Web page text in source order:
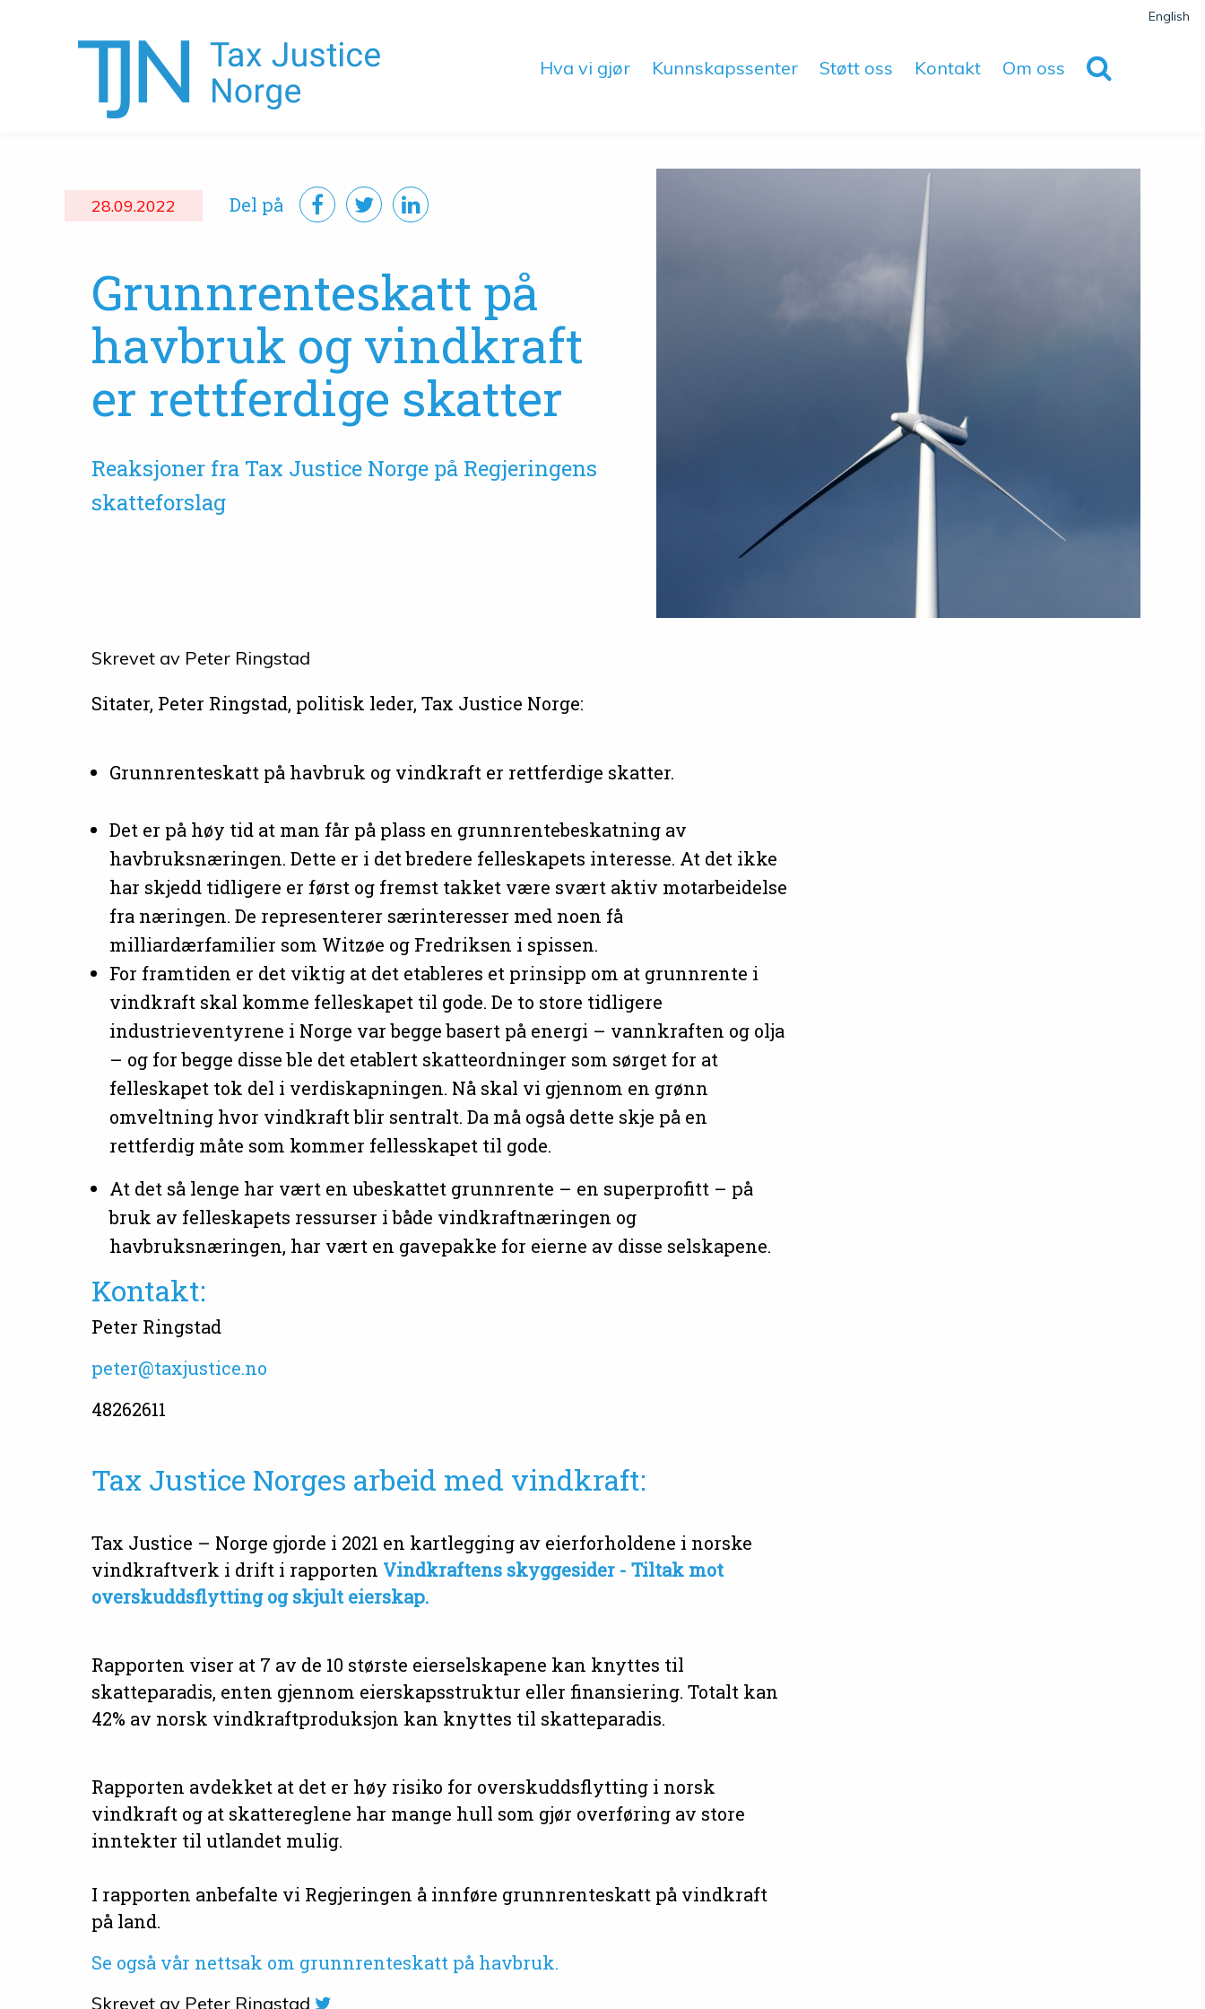
Hva vi gjør Kunnskapssenter Støtt oss Kontakt Om oss
English
28.09.2022 Del på
Grunnrenteskatt på
havbruk og vindkraft
er rettferdige skatter
Reaksjoner fra Tax Justice Norge på Regjeringens
skatteforslag
Skrevet av Peter Ringstad
Sitater, Peter Ringstad, politisk leder, Tax Justice Norge:
Grunnrenteskatt på havbruk og vindkraft er rettferdige skatter.
Det er på høy tid at man får på plass en grunnrentebeskatning av
havbruksnæringen. Dette er i det bredere felleskapets interesse. At det ikke
har skjedd tidligere er først og fremst takket være svært aktiv motarbeidelse
fra næringen. De representerer særinteresser med noen få
milliardærfamilier som Witzøe og Fredriksen i spissen.
For framtiden er det viktig at det etableres et prinsipp om at grunnrente i
vindkraft skal komme felleskapet til gode. De to store tidligere
industrieventyrene i Norge var begge basert på energi – vannkraften og olja
– og for begge disse ble det etablert skatteordninger som sørget for at
felleskapet tok del i verdiskapningen. Nå skal vi gjennom en grønn
omveltning hvor vindkraft blir sentralt. Da må også dette skje på en
rettferdig måte som kommer fellesskapet til gode.
At det så lenge har vært en ubeskattet grunnrente – en superprofitt – på
bruk av felleskapets ressurser i både vindkraftnæringen og
havbruksnæringen, har vært en gavepakke for eierne av disse selskapene.
Kontakt:
Peter Ringstad
peter@taxjustice.no
48262611
Tax Justice Norges arbeid med vindkraft:
Tax Justice – Norge gjorde i 2021 en kartlegging av eierforholdene i norske
vindkraftverk i drift i rapporten Vindkraftens skyggesider - Tiltak mot
overskuddsflytting og skjult eierskap.
Rapporten viser at 7 av de 10 største eierselskapene kan knyttes til
skatteparadis, enten gjennom eierskapsstruktur eller finansiering. Totalt kan
42% av norsk vindkraftproduksjon kan knyttes til skatteparadis.
Rapporten avdekket at det er høy risiko for overskuddsflytting i norsk
vindkraft og at skattereglene har mange hull som gjør overføring av store
inntekter til utlandet mulig.
I rapporten anbefalte vi Regjeringen å innføre grunnrenteskatt på vindkraft
på land.
Se også vår nettsak om grunnrenteskatt på havbruk.
Skrevet av Peter Ringstad